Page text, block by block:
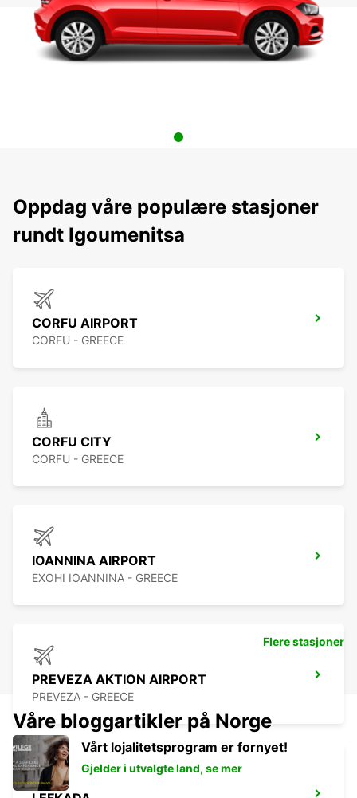
Oppdag våre populære stasjoner
rundt Igoumenitsa
CORFU AIRPORT
CORFU - GREECE
CORFU CITY
CORFU - GREECE
IOANNINA AIRPORT
EXOHI IOANNINA - GREECE
PREVEZA AKTION AIRPORT
PREVEZA - GREECE
Flere stasjoner
Våre bloggartikler på Norge
Vårt lojalitetsprogram er fornyet!
Gjelder i utvalgte land, se mer